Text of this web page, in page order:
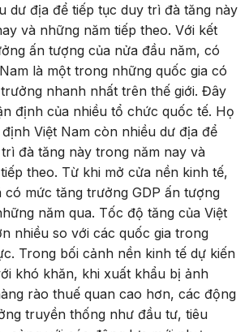
dư địa để tiếp tục duy trì đà tăng này
và những năm tiếp theo. Với kết
ấn tượng của nửa đầu năm, có
là một trong những quốc gia có
nhanh nhất trên thế giới. Đây
định của nhiều tổ chức quốc tế. Họ
Việt Nam còn nhiều dư địa để
đà tăng này trong năm nay và
theo. Từ khi mở cửa nền kinh tế,
có mức tăng trưởng GDP ấn tượng
năm qua. Tốc độ tăng của Việt
nhiều so với các quốc gia trong
Trong bối cảnh nền kinh tế dự kiến
khó khăn, khi xuất khẩu bị ảnh
rào thuế quan cao hơn, các động
truyền thống như đầu tư, tiêu